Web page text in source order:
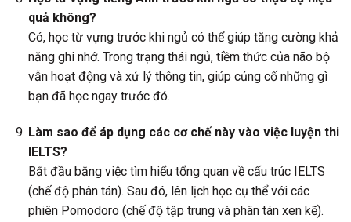
quả không?
Có, học từ vựng trước khi ngủ có thể giúp tăng cường khả
năng ghi nhớ. Trong trạng thái ngủ, tiềm thức của não bộ
vẫn hoạt động và xử lý thông tin, giúp củng cố những gì
bạn đã học ngay trước đó.
Làm sao để áp dụng các cơ chế này vào việc luyện thi
IELTS?
Bắt đầu bằng việc tìm hiểu tổng quan về cấu trúc IELTS
(chế độ phân tán). Sau đó, lên lịch học cụ thể với các
phiên Pomodoro (chế độ tập trung và phân tán xen kẽ).